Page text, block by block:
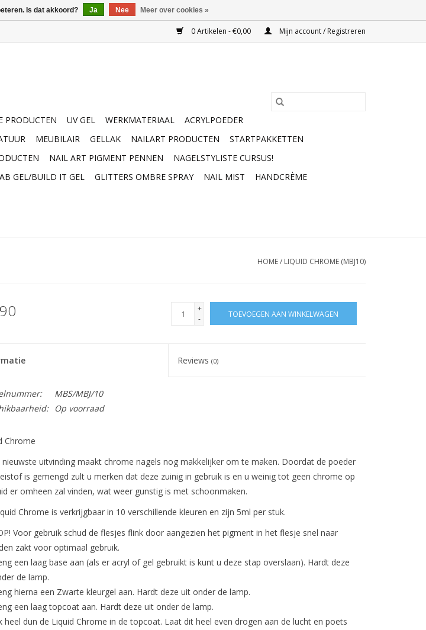
0 Artikelen - €0,00 Mijn account / Registreren
PRODUCTEN UV GEL WERKMATERIAAL
ACRYLPOEDER
MEUBILAIR GELLAK NAILART PRODUCTEN
STARTPAKKETTEN
NAIL ART PIGMENT PENNEN
NAGELSTYLISTE CURSUS!
GEL/BUILD IT GEL GLITTERS OMBRE SPRAY NAIL MIST HANDCRÈME
HOME/ LIQUID CHROME (MBJ10)
+
-
TOEVOEGEN AAN WINKELWAGEN
Reviews(0)
MBS/MBJ/10
Op voorraad
Chrome
nieuwste uitvinding maakt chrome nagels nog makkelijker om te maken. Doordat de poeder
is gemengd zult u merken dat deze zuinig in gebruik is en u weinig tot geen chrome op
er omheen zal vinden, wat weer gunstig is met schoonmaken.
Chrome is verkrijgbaar in 10 verschillende kleuren en zijn 5ml per stuk.
Voor gebruik schud de flesjes flink door aangezien het pigment in het flesje snel naar
zakt voor optimaal gebruik.
een laag base aan (als er acryl of gel gebruikt is kunt u deze stap overslaan). Hardt deze
de lamp.
hierna een Zwarte kleurgel aan. Hardt deze uit onder de lamp.
een laag topcoat aan. Hardt deze uit onder de lamp.
heel dun de Liquid Chrome in de topcoat. Laat dit heel even drogen aan de lucht en poets
Is dat akkoord? Ja Nee Meer over cookies »